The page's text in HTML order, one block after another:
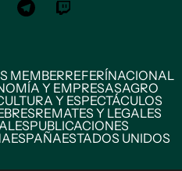
MEMBERREFERÍNACIONAL
Y EMPRESASAGRO
Y ESPECTÁCULOS
REMATES Y LEGALES
PUBLICACIONES
ESPAÑAESTADOS UNIDOS